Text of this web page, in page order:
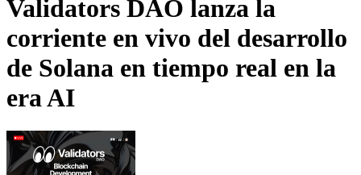
Validators DAO lanza la
corriente en vivo del desarrollo
de Solana en tiempo real en la
era AI